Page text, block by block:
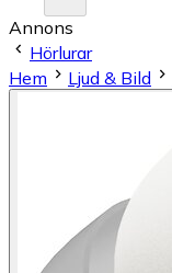
Annons
Hörlurar
Hem
Ljud & Bild